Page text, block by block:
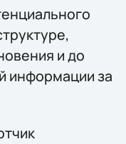
и до
информации за